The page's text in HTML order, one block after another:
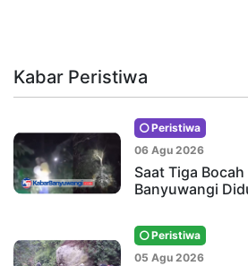
Kabar Peristiwa
Peristiwa
06 Agu 2026
Saat Tiga
Banyuwangi
Peristiwa
05 Agu 2026